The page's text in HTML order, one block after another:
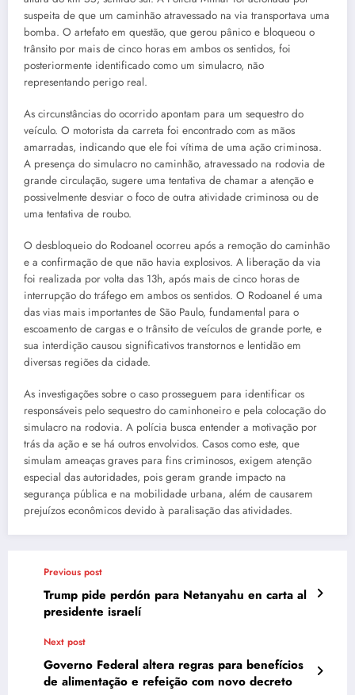
suspeita de que um caminhão atravessado na via transportava uma
bomba. O artefato em questão, que gerou pânico e bloqueou o
trânsito por mais de cinco horas em ambos os sentidos, foi
posteriormente identificado como um simulacro, não
representando perigo real.
As circunstâncias do ocorrido apontam para um sequestro do
veículo. O motorista da carreta foi encontrado com as mãos
amarradas, indicando que ele foi vítima de uma ação criminosa.
A presença do simulacro no caminhão, atravessado na rodovia de
grande circulação, sugere uma tentativa de chamar a atenção e
possivelmente desviar o foco de outra atividade criminosa ou de
uma tentativa de roubo.
O desbloqueio do Rodoanel ocorreu após a remoção do caminhão
e a confirmação de que não havia explosivos. A liberação da via
foi realizada por volta das 13h, após mais de cinco horas de
interrupção do tráfego em ambos os sentidos. O Rodoanel é uma
das vias mais importantes de São Paulo, fundamental para o
escoamento de cargas e o trânsito de veículos de grande porte, e
sua interdição causou significativos transtornos e lentidão em
diversas regiões da cidade.
As investigações sobre o caso prosseguem para identificar os
responsáveis pelo sequestro do caminhoneiro e pela colocação do
simulacro na rodovia. A polícia busca entender a motivação por
trás da ação e se há outros envolvidos. Casos como este, que
simulam ameaças graves para fins criminosos, exigem atenção
especial das autoridades, pois geram grande impacto na
segurança pública e na mobilidade urbana, além de causarem
prejuízos econômicos devido à paralisação das atividades.
Previous post
Trump pide perdón para Netanyahu en carta al
presidente israelí
Next post
Governo Federal altera regras para benefícios
de alimentação e refeição com novo decreto